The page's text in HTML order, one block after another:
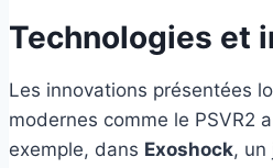
Technologies et
Les innovations présentées
modernes comme le PSVR2
exemple, dans Exoshock, un